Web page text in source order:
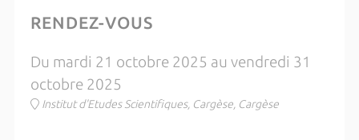
RENDEZ-VOUS
Du mardi 21 octobre 2025 au vendredi 31
octobre 2025
Institut d'Etudes Scientifiques, Cargèse, Cargèse